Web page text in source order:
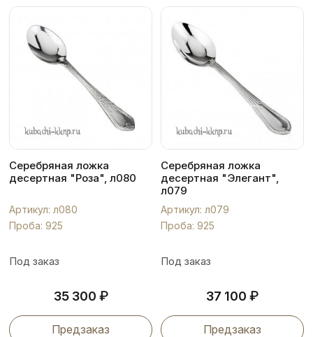
Серебряная ложка
десертная "Роза", л080
Артикул: л080
Проба: 925
Под заказ
35 300 ₽
Предзаказ
Серебряная ложка
десертная "Элегант",
л079
Артикул: л079
Проба: 925
Под заказ
37 100 ₽
Предзаказ